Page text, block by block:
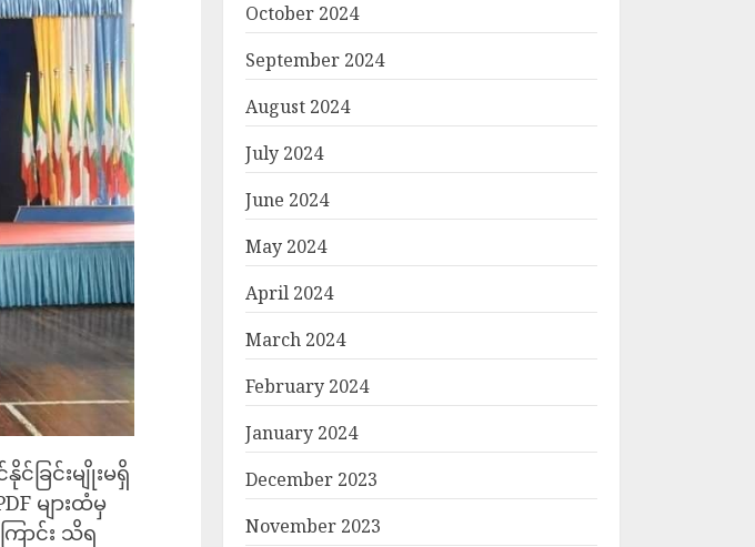
ြင်းမျိုးမရှိ
များထံမှ
ာင်း သိရ
October 2024
September 2024
August 2024
July 2024
June 2024
May 2024
April 2024
March 2024
February 2024
January 2024
December 2023
November 2023